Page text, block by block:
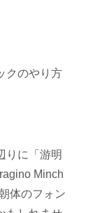
クのやり方
りに「游明
Minch
体のフォン